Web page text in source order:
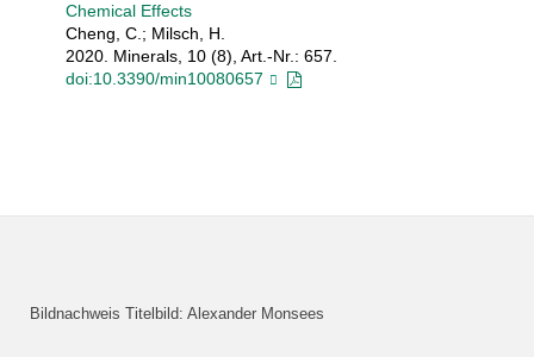
Chemical Effects
Cheng, C.; Milsch, H.
2020. Minerals, 10 (8), Art.-Nr.: 657.
doi:10.3390/min10080657
Bildnachweis Titelbild: Alexander Monsees